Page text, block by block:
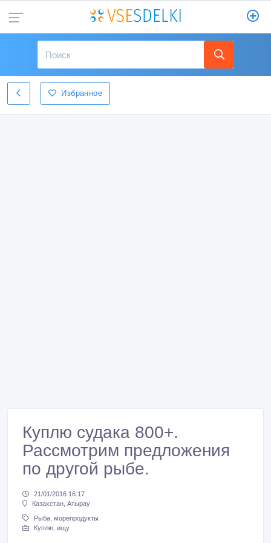
Избранное
Куплю судака 800+.
Рассмотрим предложения
по другой рыбе.
21/01/2016 16:17
Казахстан, Атырау
Рыба, морепродукты
Куплю, ищу